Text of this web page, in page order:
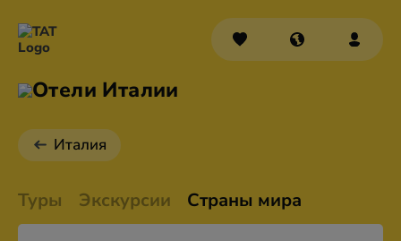
Отели Италии
Италия
Туры Экскурсии Страны мира